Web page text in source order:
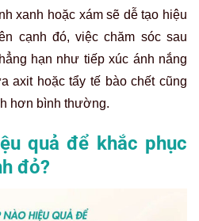
xanh hoặc xám sẽ dễ tạo hiệu
cạnh đó, việc chăm sóc sau
hạn như tiếp xúc ánh nắng
axit hoặc tẩy tế bào chết cũng
hơn bình thường.
quả để khắc phục
đỏ?